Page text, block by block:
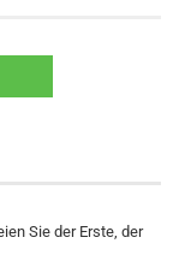
Sie der Erste, der